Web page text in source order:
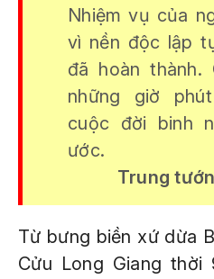
Nhiệm vụ của
vì nền độc lập
đã hoàn
những giờ
cuộc đời binh
ước.
Trung
Từ bưng biền xứ dừa
Cửu Long Giang thời